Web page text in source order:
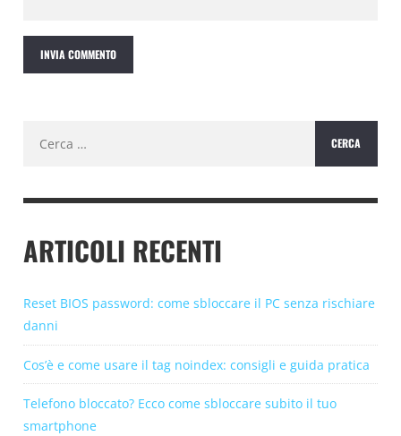
per:
ARTICOLI RECENTI
Reset BIOS password: come sbloccare il PC senza rischiare
danni
Cos’è e come usare il tag noindex: consigli e guida pratica
Telefono bloccato? Ecco come sbloccare subito il tuo
smartphone